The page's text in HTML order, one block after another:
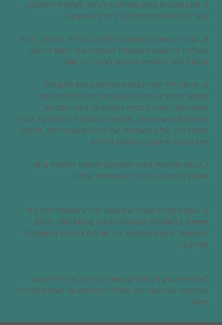
ז. תוכן תוכנית אחת משולבת לבינוי, לפיתוח ולתנועה,
אשר תבטיח תיאום מלא בין כלל היועצים.
ח. נציגי הרשות המקומית ישולבו בתהליך התכנון, החל
משלביו הראשונים במטרה להבטיח את יישום התכנון
בפועל ואת התאמת התכנון לצורכי הרשות.
ט. קיום הליך התייעצות מוקדמת ביחס לתוכנית:
במסגרתו מציג צוות התכנון בפני מינהל התכנון את
הפרוגרמה, נפחי הבנייה המוצעים, גובה המבנים,
הצפיפות, השימושים, וכן את השפעת התוכנית על מערך
התחבורה, על התשתיות ועל היבטים סביבתיים, ולאחר
מכן מבצע תיקונים בהתאם לנדרש.
י. הצגת חלופות בינוי: לפרויקט יפותחו חלופות בינוי
שונות ותבוצע הערכה השוואתית שלהן.
2. צוות התכנון יעבוד עם מאגר מידע משותף תוך כדי
שימוש בBIM- (Building Information Model) –
המאפשר תיאום מתמשך בין שכבות המידע השונות (1
נקודה).
*אנשי מקצוע רלוונטיים עשויים להיות אדריכלים או
מתכננים של הפרויקט, מנהלי הפרויקט או יועצים לבנייה
ירוקה.